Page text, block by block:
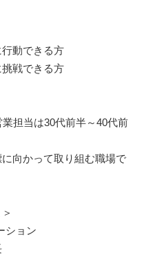
動できる方
戦できる方
担当は30代前半～40代前
向かって取り組む職場で
ション